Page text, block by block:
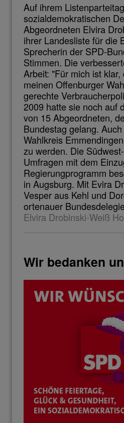
Auf ihrem
sozialdemokratischen
Abgeordneten Elvira
ihrer Landesliste für die
Sprecherin der SPD-
Stimmen. Die
Arbeit: "Für mich ist
meinen Offenburger
gerechte
2009 hatte sie noch auf
von 15 Abgeordneten,
Bundestag gelang.
Wahlkreis
zu werden. Die
Umfragen mit dem
Regierungprogramm
in Augsburg. Mit Evira
Vesper aus Kehl und
ortenauer
Elvira Drobinski-Weiß
Wir bedanken